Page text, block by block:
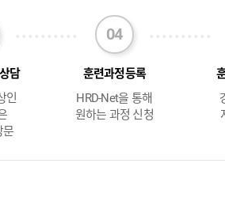
담
인
문
훈련과정등록
HRD-Net을 통해
원하는 과정 신청